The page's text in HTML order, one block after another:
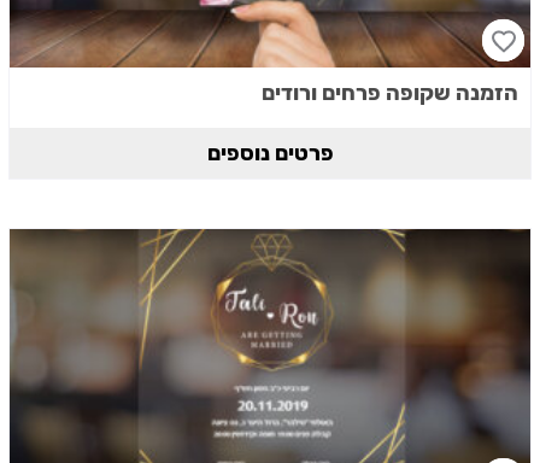
הזמנה שקופה פרחים ורודים
פרטים נוספים